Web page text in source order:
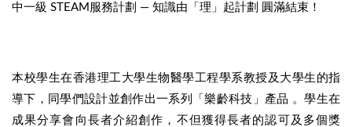
中一級 STEAM服務計劃 — 知識由「理」起計劃 圓滿結束！
本校學生在香港理工大學生物醫學工程學系教授及大學生的指
導下，同學們設計並創作出一系列「樂齡科技」產品 。學生在
成果分享會向長者介紹創作，不但獲得長者的認可及多個獎